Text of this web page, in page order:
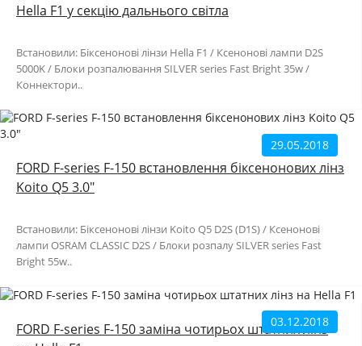
Hella F1 у секцію дальнього світла
Встановили: Біксенонові лінзи Hella F1 / Ксенонові лампи D2S
5000K / Блоки розпалювання SILVER series Fast Bright 35w /
Коннектори..
29.05.2018
FORD F-series F-150 встановлення біксенонових лінз
Koito Q5 3.0"
Встановили: Біксенонові лінзи Koito Q5 D2S (D1S) / Ксенонові
лампи OSRAM CLASSIC D2S / Блоки розпалу SILVER series Fast
Bright 55w..
03.12.2018
FORD F-series F-150 заміна чотирьох штатних лінз